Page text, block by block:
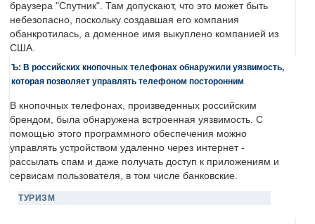
браузера "Спутник". Там допускают, что это может быть
небезопасно, поскольку создавшая его компания
обанкротилась, а доменное имя выкуплено компанией из
США.
Ъ: В российских кнопочных телефонах обнаружили уязвимость,
которая позволяет управлять телефоном посторонним
В кнопочных телефонах, произведенных российским
брендом, была обнаружена встроенная уязвимость. С
помощью этого программного обеспечения можно
управлять устройством удаленно через интернет -
рассылать спам и даже получать доступ к приложениям и
сервисам пользователя, в том числе банковские.
ТУРИЗМ